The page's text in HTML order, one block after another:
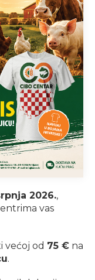
2026.,
vas
većoj od 75 € na
.